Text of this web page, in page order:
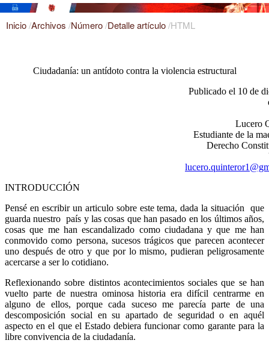
Inicio/Archivos /Número/Detalle artículo/HTML